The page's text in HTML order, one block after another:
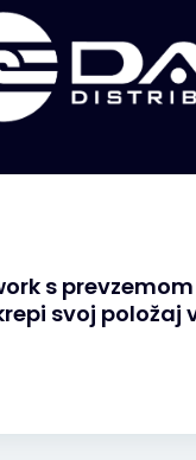
s
svoj položaj